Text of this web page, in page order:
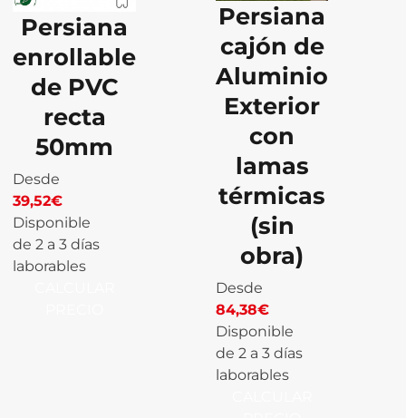
Persiana
enrollable
de PVC
recta
50mm
Desde
39,52€
Disponible
de 2 a 3 días
laborables
Persiana
cajón de
Aluminio
Exterior
con
lamas
térmicas
(sin
obra)
Desde
84,38€
Disponible
de 2 a 3 días
laborables